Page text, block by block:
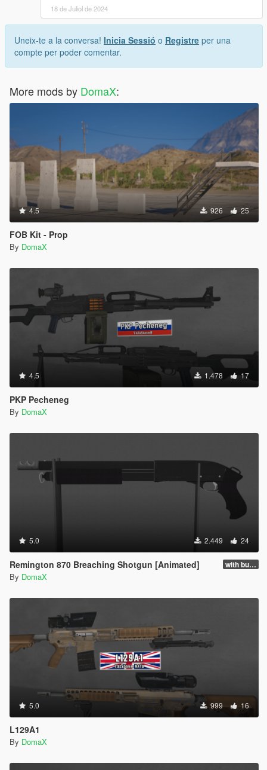
18 de Juliol de 2024
Uneix-te a la conversa! Inicia Sessió o Registre per una
compte per poder comentar.
More mods by DomaX:
4.5 926 25
FOB Kit - Prop
By DomaX
4.5 1.478 17
PKP Pecheneg
By DomaX
5.0 2.449 24
Remington 870 Breaching Shotgun [Animated] with buttstock
By DomaX
5.0 999 16
L129A1
By DomaX